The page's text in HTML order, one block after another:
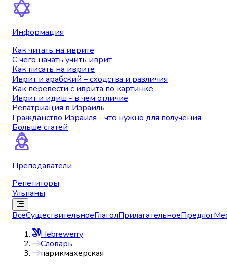
Информация
Как читать на иврите
С чего начать учить иврит
Как писать на иврите
Иврит и арабский – сходства и различия
Как перевести с иврита по картинке
Иврит и идиш - в чем отличие
Репатриация в Израиль
Гражданство Израиля - что нужно для получения
Больше статей
Преподаватели
Репетиторы
Ульпаны
ВсеСуществительноеГлаголПрилагательноеПредлог
Hebrewerry
Словарь
парикмахерская